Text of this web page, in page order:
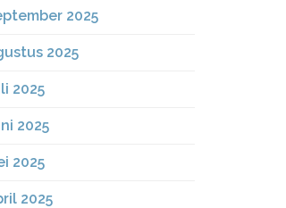
2025
2025
2025
2025
2025
2025